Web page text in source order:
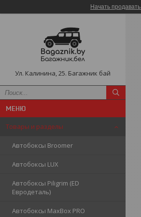
Начать
Ул. Калинина, 25. Багажник бай
Товары и разделы
Автобоксы Broomer
Автобоксы LUX
Автобоксы Piligrim (ED
Евродеталь)
Автобоксы MaxBox PRO